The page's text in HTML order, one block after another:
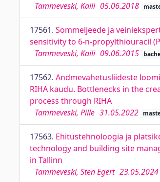
Tammeveski, Kaili 05.06.2018
17561. Sommeljeede ja
sensitivity to 6-n-propylthiouracil
Tammeveski, Kaili 09.06.2015
17562. Andmevahetusliideste
RIHA kaudu. Bottlenecks in the
process through RIHA
Tammeveski, Pille 31.05.2022
17563. Ehitustehnoloogia ja
technology and building site
in Tallinn
Tammeveski, Sten Egert 23.05.2024